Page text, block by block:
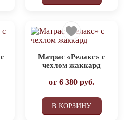
Матрас «Релакс» с
чехлом жаккард
от 6 380руб.
В КОРЗИНУ